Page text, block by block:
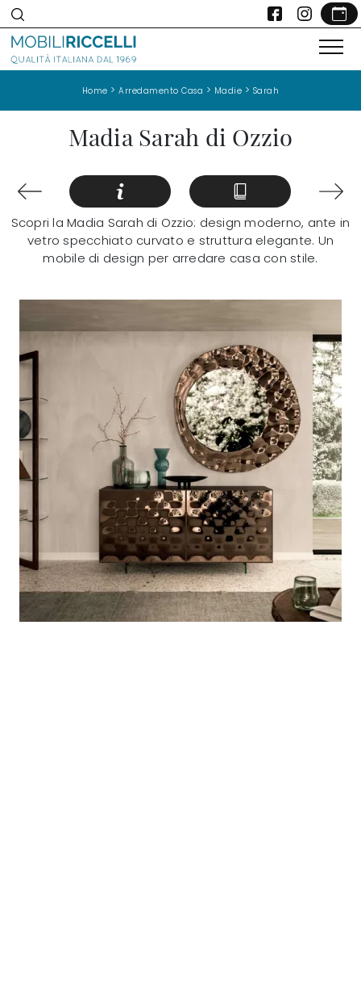
Home >Arredamento Casa > Madie > Sarah
Madia Sarah di Ozzio
Scopri la Madia Sarah di Ozzio: design moderno, ante in
vetro specchiato curvato e struttura elegante. Un
mobile di design per arredare casa con stile.